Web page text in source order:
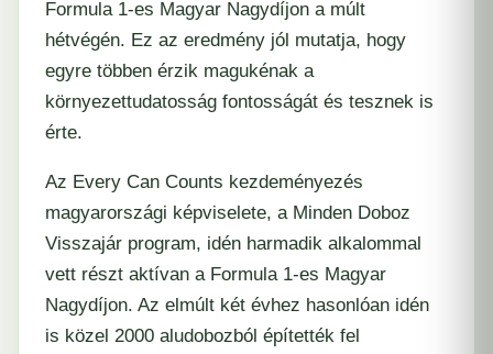
Formula 1-es Magyar Nagydíjon a múlt
hétvégén. Ez az eredmény jól mutatja, hogy
egyre többen érzik magukénak a
környezettudatosság fontosságát és tesznek is
érte.
Az Every Can Counts kezdeményezés
magyarországi képviselete, a Minden Doboz
Visszajár program, idén harmadik alkalommal
vett részt aktívan a Formula 1-es Magyar
Nagydíjon. Az elmúlt két évhez hasonlóan idén
is közel 2000 aludobozból építették fel